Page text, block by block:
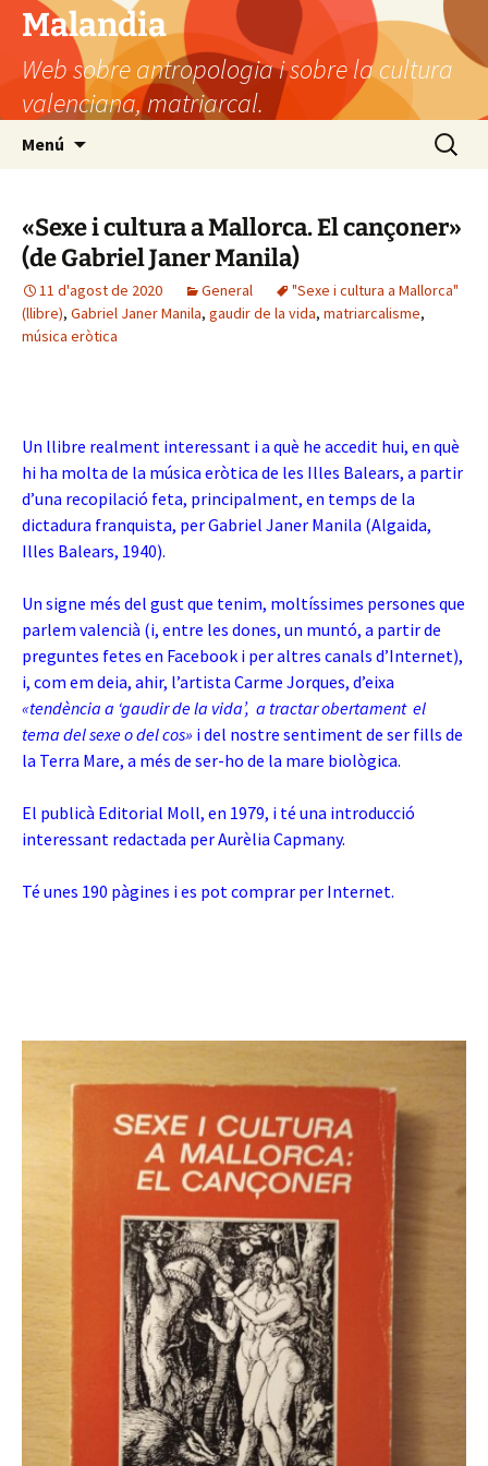
Vés
contingut
Malandia
Web sobre antropologia i sobre la cultura
valenciana, matriarcal.
Menú Cerca:
«Sexe i cultura a Mallorca. El cançoner»
(de Gabriel Janer Manila)
11 d'agost de 2020 General
"Sexe i cultura a Mallorca"
(llibre), Gabriel Janer Manila, gaudir de la vida, matriarcalisme,
música eròtica
Un llibre realment interessant i a què he accedit hui, en què
hi ha molta de la música eròtica de les Illes Balears, a partir
d’una recopilació feta, principalment, en temps de la
dictadura franquista, per Gabriel Janer Manila (Algaida,
Illes Balears, 1940).
Un signe més del gust que tenim, moltíssimes persones que
parlem valencià (i, entre les dones, un muntó, a partir de
preguntes fetes en Facebook i per altres canals d’Internet),
i, com em deia, ahir, l’artista Carme Jorques, d’eixa
«tendència a ‘gaudir de la vida’, a tractar obertament el
tema del sexe o del cos» i del nostre sentiment de ser fills de
la Terra Mare, a més de ser-ho de la mare biològica.
El publicà Editorial Moll, en 1979, i té una introducció
interessant redactada per Aurèlia Capmany.
Té unes 190 pàgines i es pot comprar per Internet.